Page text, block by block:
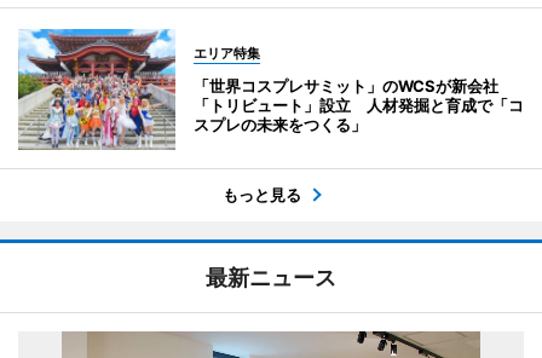
エリア特集
「世界コスプレサミット」のWCSが新会社
「トリビュート」設立 人材発掘と育成で「コ
スプレの未来をつくる」
もっと見る
最新ニュース